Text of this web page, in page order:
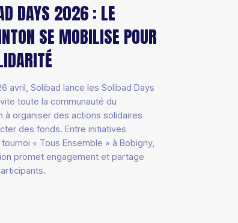
DAYS 2026 : LE
SE MOBILISE POUR
avril, Solibad lance les Solibad Days
toute la communauté du
à organiser des actions solidaires
des fonds. Entre initiatives
« Tous Ensemble » à Bobigny,
promet engagement et partage